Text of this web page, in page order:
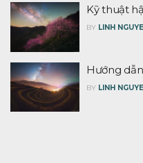
Kỹ thuật
BY LINH
Hướng
BY LINH